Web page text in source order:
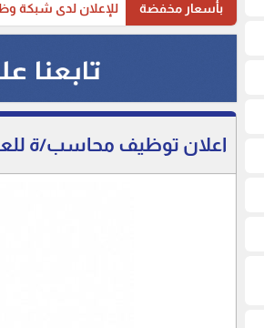
بأسعار مخفضة للإعلان لدى شبكة وظفني
اعلان توظيف محاسب/ة